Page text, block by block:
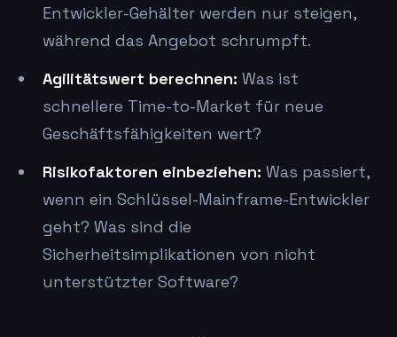
Entwickler-Gehälter werden nur steigen,
während das Angebot schrumpft.
Agilitätswert berechnen: Was ist
schnellere Time-to-Market für neue
Geschäftsfähigkeiten wert?
Risikofaktoren einbeziehen: Was passiert,
wenn ein Schlüssel-Mainframe-Entwickler
geht? Was sind die
Sicherheitsimplikationen von nicht
unterstützter Software?